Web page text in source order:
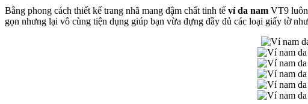
Bằng phong cách thiết kế trang nhã mang đậm chất tinh tế ví da nam VT9 luôn
gọn nhưng lại vô cùng tiện dụng giúp bạn vừa đựng đầy đủ các loại giấy tờ